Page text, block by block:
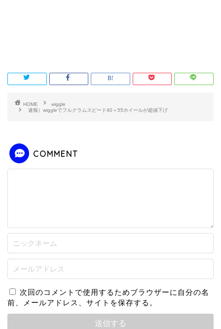
HOME
wiggle
速報）wiggleでフルクラムスピード40＋55ホイールが超値下げ
COMMENT
次回のコメントで使用するためブラウザーに自分の名
前、メールアドレス、サイトを保存する。